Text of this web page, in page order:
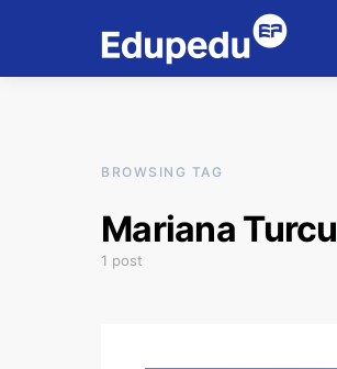
BROWSING TAG
Mariana Turcu
1 post